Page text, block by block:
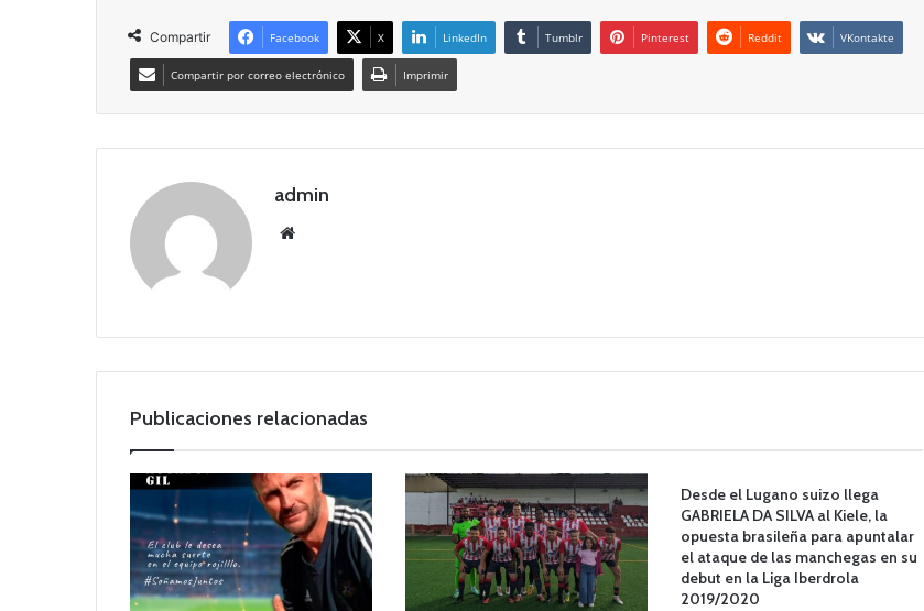
Compartir Facebook X LinkedIn Tumblr Pinterest Reddit VKontakte
Compartir por correo electrónico Imprimir
admin
Publicaciones relacionadas
Desde el Lugano suizo llega
GABRIELA DA SILVA al Kiele, la
opuesta brasileña para apuntalar
el ataque de las manchegas en su
debut en la Liga Iberdrola
2019/2020